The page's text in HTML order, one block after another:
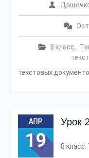
8 класс,
текстовых
АПР
19
Урок
8